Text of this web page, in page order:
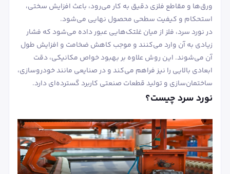
ورق‌ها و مقاطع فلزی دقیق به کار می‌رود، باعث افزایش سختی،
استحکام و کیفیت سطحی محصول نهایی می‌شود.
در نورد سرد، فلز از میان غلتک‌هایی عبور داده می‌شود که فشار
زیادی به آن وارد می‌کنند و موجب کاهش ضخامت و افزایش طول
آن می‌شوند. این روش علاوه بر بهبود خواص مکانیکی، دقت
ابعادی بالایی را نیز فراهم می‌کند و در صنایعی مانند خودروسازی،
ساختمان‌سازی و تولید قطعات صنعتی کاربرد گسترده‌ای دارد.
نورد سرد چیست؟